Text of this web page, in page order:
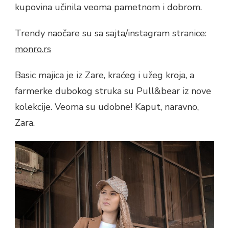
kupovina učinila veoma pametnom i dobrom.
Trendy naočare su sa sajta/instagram stranice:
monro.rs
Basic majica je iz Zare, kraćeg i užeg kroja, a
farmerke dubokog struka su Pull&bear iz nove
kolekcije. Veoma su udobne! Kaput, naravno,
Zara.